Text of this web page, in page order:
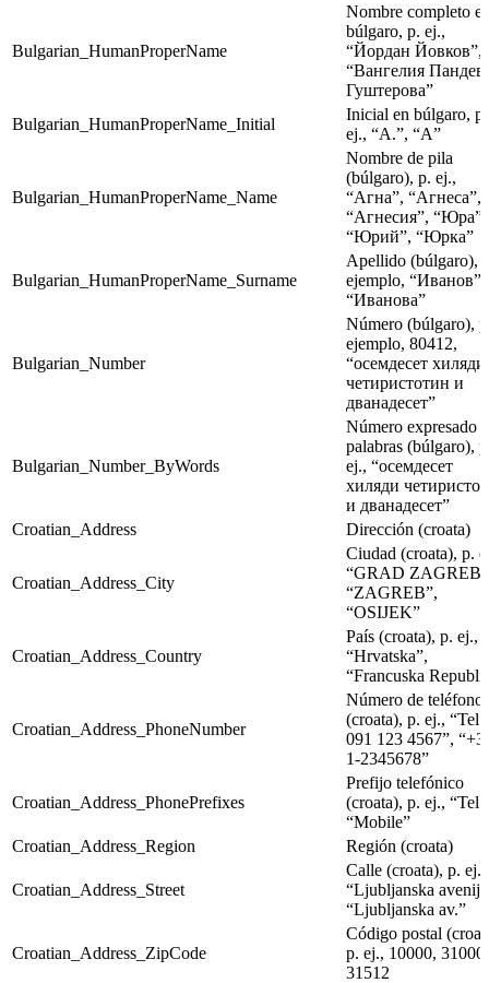
Bulgarian_HumanProperName
Nombre completo
búlgaro, p. ej.,
“Йордан Йовков”,
“Вангелия
Гуштерова”
Bulgarian_HumanProperName_Initial
Inicial en búlgaro, p.
ej., “А.”, “А”
Bulgarian_HumanProperName_Name
Nombre de pila
(búlgaro), p. ej.,
“Агна”, “Агнеса”,
“Агнесия”, “Юра”,
“Юрий”, “Юрка”
Bulgarian_HumanProperName_Surname
Apellido (búlgaro),
ejemplo, “Иванов”,
“Иванова”
Bulgarian_Number
Número (búlgaro),
ejemplo, 80412,
“осемдесет хиляди
четиристотин и
дванадесет”
Bulgarian_Number_ByWords
Número expresado
palabras (búlgaro),
ej., “осемдесет
хиляди
и дванадесет”
Croatian_Address
Dirección (croata)
Croatian_Address_City
Ciudad (croata), p.
“GRAD
“ZAGREB”,
“OSIJEK”
Croatian_Address_Country
País (croata), p. ej.,
“Hrvatska”,
“Francuska
Croatian_Address_PhoneNumber
Número de teléfono
(croata), p. ej., “Tel.
091 123 4567”,
1-2345678”
Croatian_Address_PhonePrefixes
Prefijo telefónico
(croata), p. ej.,
“Mobile”
Croatian_Address_Region
Región (croata)
Croatian_Address_Street
Calle (croata), p. ej.,
“Ljubljanska
“Ljubljanska av.”
Croatian_Address_ZipCode
Código postal
p. ej., 10000, 31000,
31512